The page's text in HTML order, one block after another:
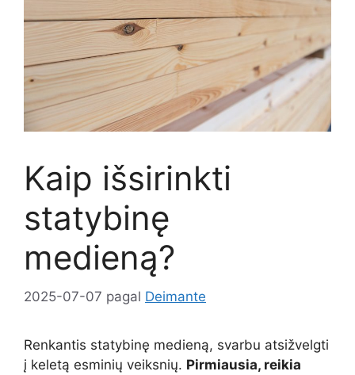
Kaip išsirinkti
statybinę
medieną?
2025-07-07 pagal Deimante
Renkantis statybinę medieną, svarbu atsižvelgti
į keletą esminių veiksnių. Pirmiausia, reikia